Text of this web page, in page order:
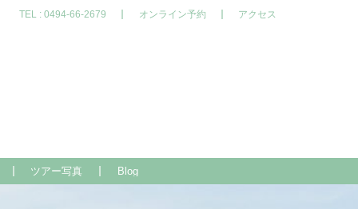
TEL :0494-66-2679 オンライン予約 アクセス
ツアー写真 Blog